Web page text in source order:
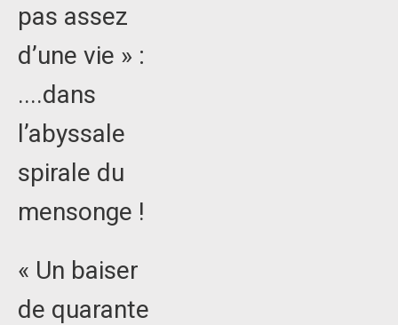
pas assez
d’une vie » :
....dans
l’abyssale
spirale du
mensonge !
« Un baiser
de quarante